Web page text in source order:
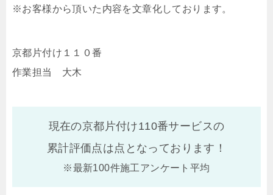
※お客様から頂いた内容を文章化しております。
京都片付け１１０番
作業担当 大木
現在の京都片付け110番サービスの
累計評価点は点となっております！
※最新100件施工アンケート平均